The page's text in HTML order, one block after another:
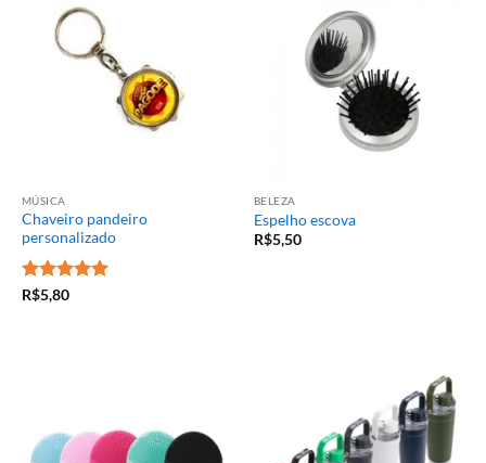
MÚSICA
Chaveiro pandeiro
personalizado
Avaliação
R$5,80
BELEZA
Espelho escova
R$5,50